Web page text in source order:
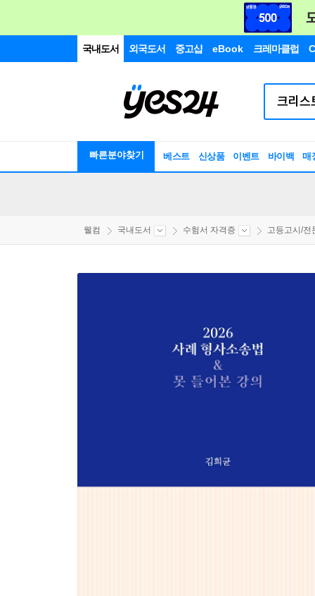
국내도서 외국도서 중고샵 eBook 크레마클럽
빠른분야찾기 베스트 신상품 이벤트 바이백 매
웰컴 국내도서 수험서 자격증 고등고시/전